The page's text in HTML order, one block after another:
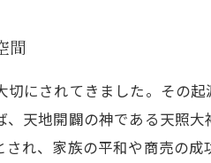
間
にされてきました。その
天地開闢の神である天照
れ、家族の平和や商売の成